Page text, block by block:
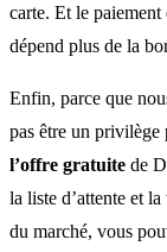
carte. Et le
dépend plus de la
Enfin, parce que
pas être un privilège
l’offre gratuite de
la liste d’attente et
du marché, vous